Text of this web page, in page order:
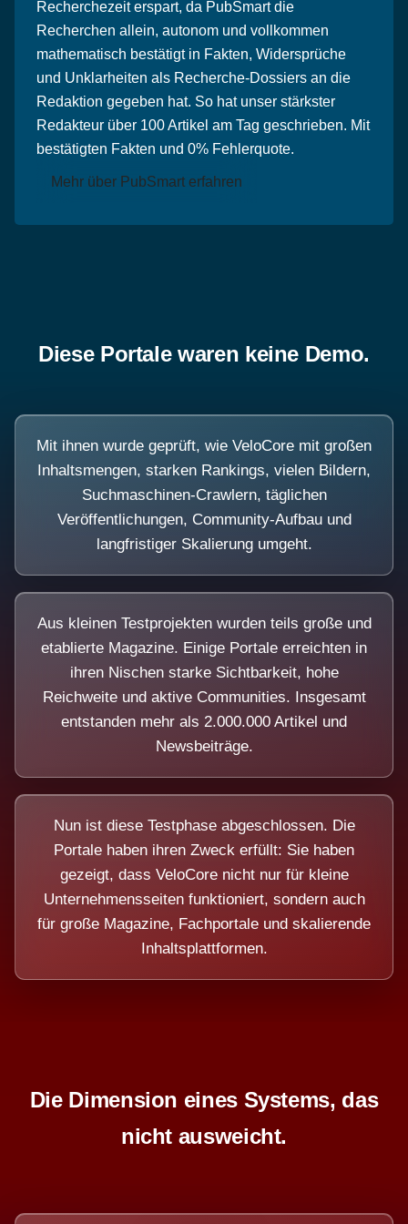
Recherchezeit erspart, da PubSmart die
Recherchen allein, autonom und vollkommen
mathematisch bestätigt in Fakten, Widersprüche
und Unklarheiten als Recherche-Dossiers an die
Redaktion gegeben hat. So hat unser stärkster
Redakteur über 100 Artikel am Tag geschrieben. Mit
bestätigten Fakten und 0% Fehlerquote.
Mehr über PubSmart erfahren
Diese Portale waren keine Demo.
Mit ihnen wurde geprüft, wie VeloCore mit großen
Inhaltsmengen, starken Rankings, vielen Bildern,
Suchmaschinen-Crawlern, täglichen
Veröffentlichungen, Community-Aufbau und
langfristiger Skalierung umgeht.
Aus kleinen Testprojekten wurden teils große und
etablierte Magazine. Einige Portale erreichten in
ihren Nischen starke Sichtbarkeit, hohe
Reichweite und aktive Communities. Insgesamt
entstanden mehr als 2.000.000 Artikel und
Newsbeiträge.
Nun ist diese Testphase abgeschlossen. Die
Portale haben ihren Zweck erfüllt: Sie haben
gezeigt, dass VeloCore nicht nur für kleine
Unternehmensseiten funktioniert, sondern auch
für große Magazine, Fachportale und skalierende
Inhaltsplattformen.
Die Dimension eines Systems, das
nicht ausweicht.